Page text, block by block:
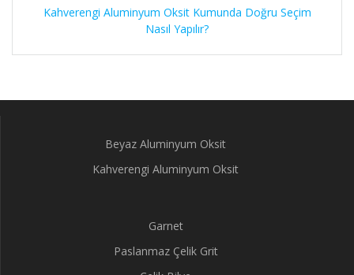
Kahverengi Aluminyum Oksit Kumunda Doğru Seçim
Nasıl Yapılır?
Beyaz Aluminyum Oksit
Kahverengi Aluminyum Oksit
Garnet
Paslanmaz Çelik Grit